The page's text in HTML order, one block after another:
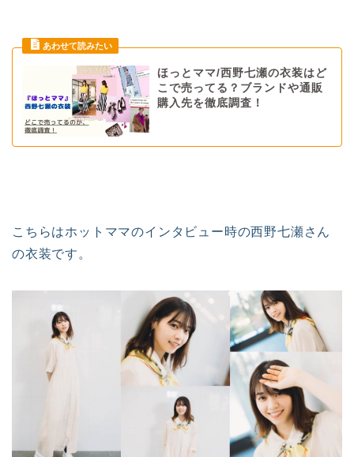
ほっとママ/西野七瀬の衣装はど
こで売ってる？ブランドや通販
購入先を徹底調査！
こちらはホットママのインタビュー時の西野七瀬さん
の衣装です。